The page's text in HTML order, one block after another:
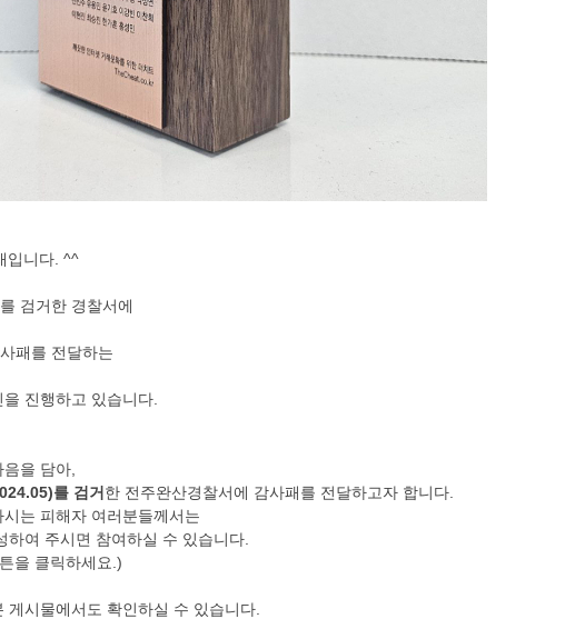
입니다. ^^
검거한 경찰서에
패를 전달하는
진행하고 있습니다.
을 담아,
를 검거 한 전주완산경찰서에 감사패를 전달하고자 합니다.
는 피해자 여러분들께서는
하여 주시면 참여하실 수 있습니다.
을 클릭하세요.)
게시물에서도 확인하실 수 있습니다.